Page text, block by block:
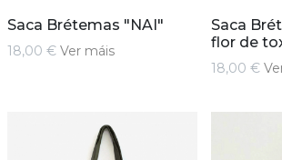
Saca Brétemas "NAI"
18,00 € Ver máis
Saca
flor de
18,00 €